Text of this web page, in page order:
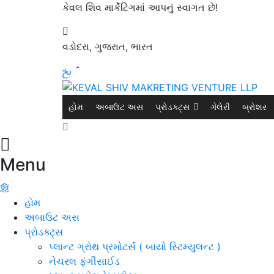
કેવલ શિવ માર્કેટિંગમાં આપનું સ્વાગત છે!
વડોદરા, ગુજરાત, ભારત
હોમ અબાઉટ અસ પ્રોડક્ટ્સ ગેલેરી બ્રોશર
Menu
હોમ
અબાઉટ અસ
પ્રોડક્ટ્સ
પ્લાન્ટ ગ્રોથ પ્રમોટર્સ ( બાયો સ્ટિમ્યુલન્ટ )
નેચરલ ફંગીસાઈડ